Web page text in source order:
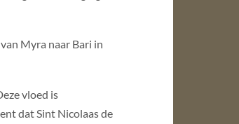
Myra naar Bari in
vloed is
dat Sint Nicolaas de